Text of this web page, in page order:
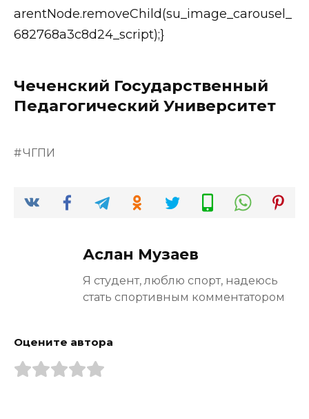
arentNode.removeChild(su_image_carousel_
682768a3c8d24_script);}
Чеченский Государственный
Педагогический Университет
ЧГПИ
Аслан Музаев
Я студент, люблю спорт, надеюсь
стать спортивным комментатором
Оцените автора